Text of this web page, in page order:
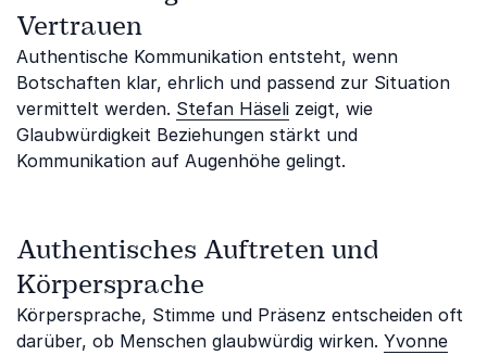
Vertrauen
Authentische Kommunikation entsteht, wenn
Botschaften klar, ehrlich und passend zur Situation
vermittelt werden. Stefan Häseli zeigt, wie
Glaubwürdigkeit Beziehungen stärkt und
Kommunikation auf Augenhöhe gelingt.
Authentisches Auftreten und
Körpersprache
Körpersprache, Stimme und Präsenz entscheiden oft
darüber, ob Menschen glaubwürdig wirken. Yvonne